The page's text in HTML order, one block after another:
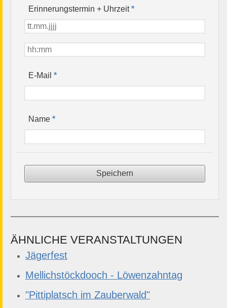
Erinnerungstermin + Uhrzeit*
E-Mail*
Name*
ÄHNLICHE VERANSTALTUNGEN
Jägerfest
Mellichstöckdooch - Löwenzahntag
"Pittiplatsch im Zauberwald"